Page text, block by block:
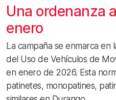
Una ordenanza
enero
La campaña se enmarca en
del Uso de Vehículos de
en enero de 2026. Esta
patinetes, monopatines,